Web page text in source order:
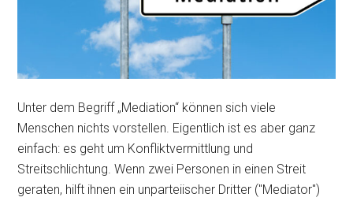
Unter dem Begriff „Mediation“ können sich viele
Menschen nichts vorstellen. Eigentlich ist es aber ganz
einfach: es geht um Konfliktvermittlung und
Streitschlichtung. Wenn zwei Personen in einen Streit
geraten, hilft ihnen ein unparteiischer Dritter ("Mediator")